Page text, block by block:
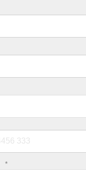
*